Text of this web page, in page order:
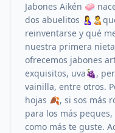
Jabones Aikén 🧼
dos abuelitos
reinventarse y qué
nuestra primera
ofrecemos jabones
exquisitos, uva🍇,
vainilla, entre otros.
hojas 🍂, si sos más
para los más
como más te guste.